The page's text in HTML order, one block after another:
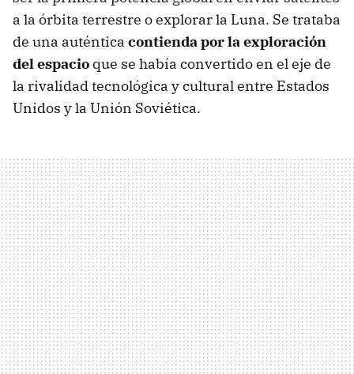
a la órbita terrestre o explorar la Luna. Se trataba
de una auténtica contienda por la exploración
del espacio que se había convertido en el eje de
la rivalidad tecnológica y cultural entre Estados
Unidos y la Unión Soviética.